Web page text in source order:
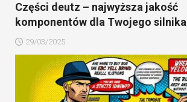
Części deutz – najwyższa jakość
komponentów dla Twojego silnika
29/03/2025